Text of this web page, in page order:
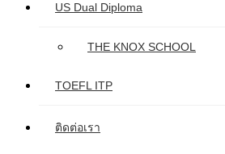
US Dual Diploma
THE KNOX SCHOOL
TOEFL ITP
ติดต่อเรา